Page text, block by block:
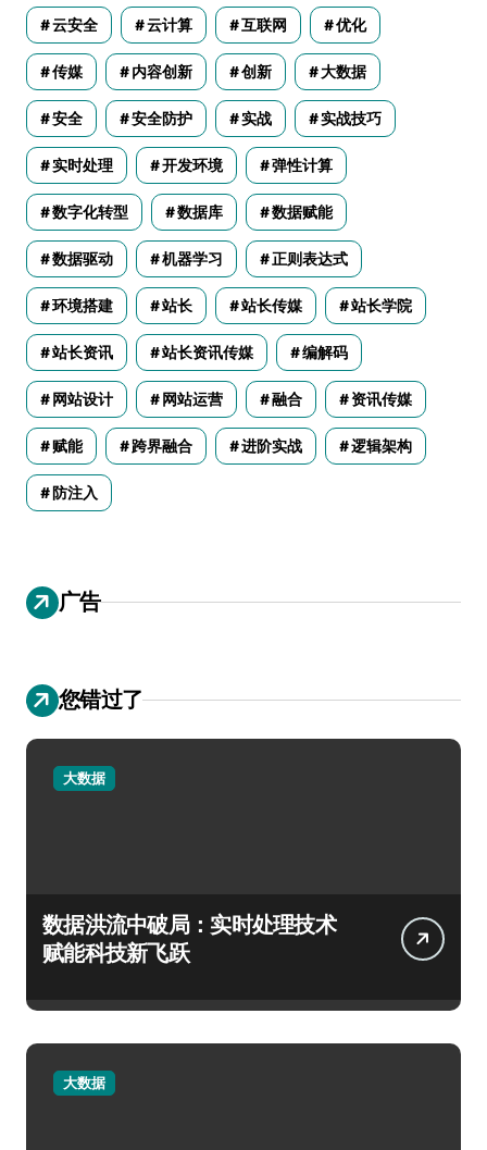
云安全 云计算 互联网 优化
传媒 内容创新 创新 大数据
安全 安全防护 实战 实战技巧
实时处理 开发环境 弹性计算
数字化转型 数据库 数据赋能
数据驱动 机器学习 正则表达式
环境搭建 站长 站长传媒 站长学院
站长资讯 站长资讯传媒 编解码
网站设计 网站运营 融合 资讯传媒
赋能 跨界融合 进阶实战 逻辑架构
防注入
广告
您错过了
大数据
数据洪流中破局：实时处理技术
赋能科技新飞跃
大数据